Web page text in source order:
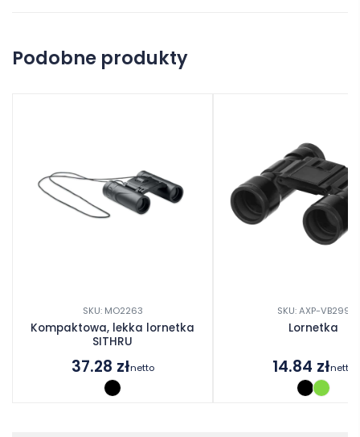
Podobne produkty
SKU: MO2263
Kompaktowa, lekka lornetka
SITHRU
37.28 złnetto
SKU: AXP-VB299
Lornetka
14.84 złnetto